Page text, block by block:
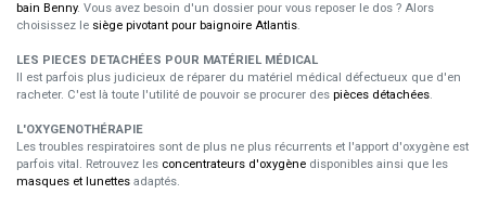
bain Benny. Vous avez besoin d'un dossier pour vous reposer le dos ? Alors
choisissez le siège pivotant pour baignoire Atlantis.
LES PIECES DETACHÉES POUR MATÉRIEL MÉDICAL
Il est parfois plus judicieux de réparer du matériel médical défectueux que d'en
racheter. C'est là toute l'utilité de pouvoir se procurer des pièces détachées.
L'OXYGENOTHÉRAPIE
Les troubles respiratoires sont de plus ne plus récurrents et l'apport d'oxygène est
parfois vital. Retrouvez les concentrateurs d'oxygène disponibles ainsi que les
masques et lunettes adaptés.